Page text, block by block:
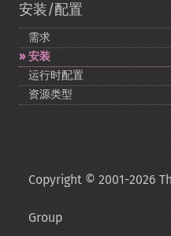
安装/配置
需求
安装
运行时配置
资源类型
Copyright © 2001-2026
Group